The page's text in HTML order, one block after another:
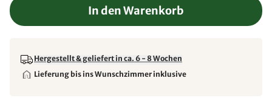
In den Warenkorb
Hergestellt & geliefert in ca. 6 - 8 Wochen
Lieferung bis ins Wunschzimmer inklusive